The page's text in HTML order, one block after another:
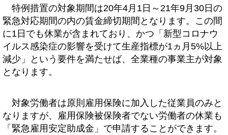
特例措置の対象期間は20年4月1日～21年9月30日の
緊急対応期間の内の賃金締切期間となります。この間
に1日でも休業が含まれており、かつ「新型コロナウ
イルス感染症の影響を受けて生産指標が1ヵ月5%以上
減少」という要件を満たせば、全業種の事業主が対象
となります。
対象労働者は原則雇用保険に加入した従業員のみと
なりますが、雇用保険被保険者でない労働者の休業も
「緊急雇用安定助成金」で申請することができます。